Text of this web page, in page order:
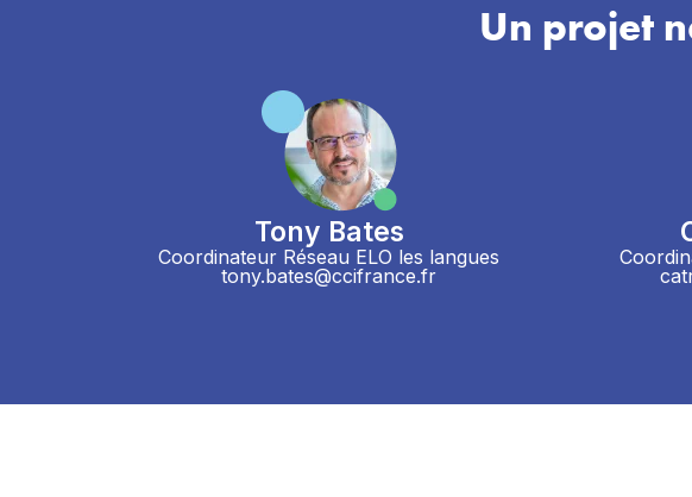
Un projet
Tony Bates
Coordinateur Réseau ELO les langues
tony.bates@ccifrance.fr